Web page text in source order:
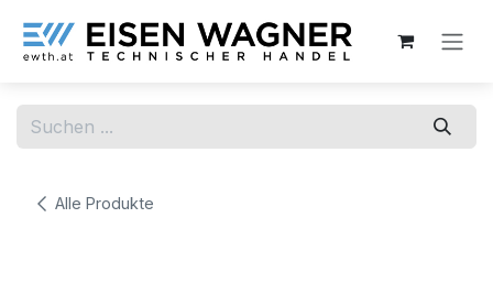
Alle Produkte